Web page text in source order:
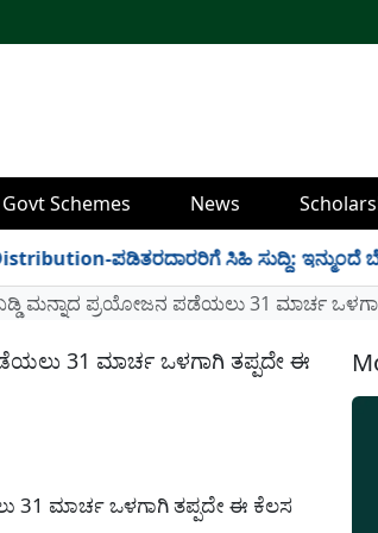
Govt Schemes News
ಪಡಿತರದಾರರಿಗೆ ಸಿಹಿ ಸುದ್ದಿ: ಇನ್ಮುಂದೆ ಬೆಳಿಗ್ಗೆ
ಮನ್ನಾದ ಪ್ರಯೋಜನ ಪಡೆಯಲು 31 ಮಾರ್ಚ
31 ಮಾರ್ಚ ಒಳಗಾಗಿ ತಪ್ಪದೇ ಈ
31 ಮಾರ್ಚ ಒಳಗಾಗಿ ತಪ್ಪದೇ ಈ ಕೆಲಸ